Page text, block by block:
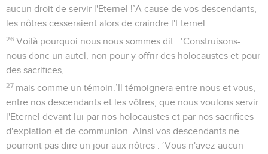
aucun droit de servir l'Eternel !’A cause de vos descendants,
les nôtres cesseraient alors de craindre l'Eternel.
26 Voilà pourquoi nous nous sommes dit : ‘Construisons-
nous donc un autel, non pour y offrir des holocaustes et pour
des sacrifices,
27 mais comme un témoin.’Il témoignera entre nous et vous,
entre nos descendants et les vôtres, que nous voulons servir
l'Eternel devant lui par nos holocaustes et par nos sacrifices
d'expiation et de communion. Ainsi vos descendants ne
pourront pas dire un jour aux nôtres : ‘Vous n'avez aucun